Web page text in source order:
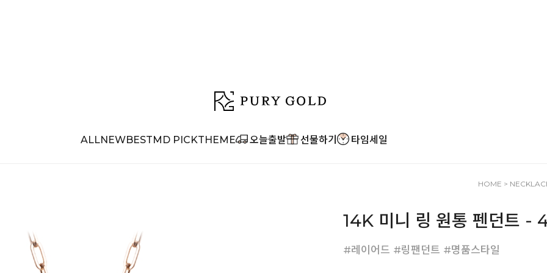
ALLNEWBESTMD PICKTHEME 오늘출발 선물하기 타임세일
HOME >
14K 미니 링 원통 펜던트 -
#레이어드 #링팬던트 #명품스타일